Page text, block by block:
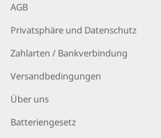
AGB
Privatsphäre und Datenschutz
Zahlarten / Bankverbindung
Versandbedingungen
Über uns
Batteriengesetz